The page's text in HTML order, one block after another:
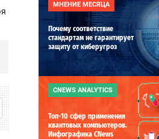
МНЕНИЕ МЕСЯЦА
Почему соответствие
стандартам не гарантирует
защиту от киберугроз
CNEWS ANALYTICS
Топ-10 сфер применения
квантовых компьютеров.
Инфографика CNews